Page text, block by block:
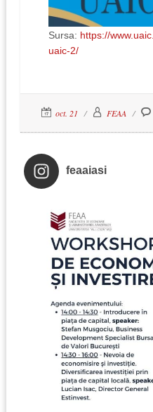
Sursa: https://
uaic-2/
oct. 21 FEAA
feaaiasi